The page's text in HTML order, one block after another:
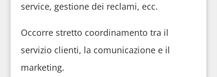
service, gestione dei reclami, ecc.
Occorre stretto coordinamento tra il
servizio clienti, la comunicazione e il
marketing.